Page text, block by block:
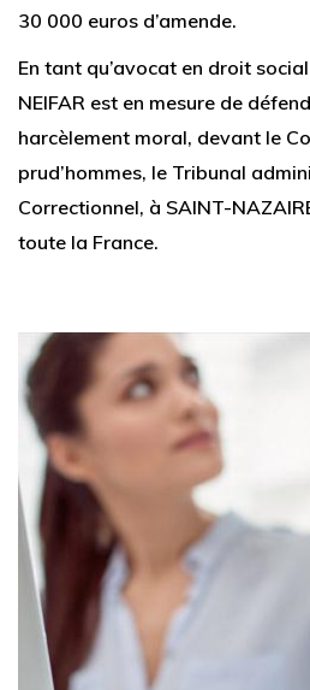
30 000 euros d’amende.
En tant qu’avocat en droit
NEIFAR est en mesure de
harcèlement moral, devant le
prud’hommes, le Tribunal
Correctionnel, à SAINT-
toute la France.